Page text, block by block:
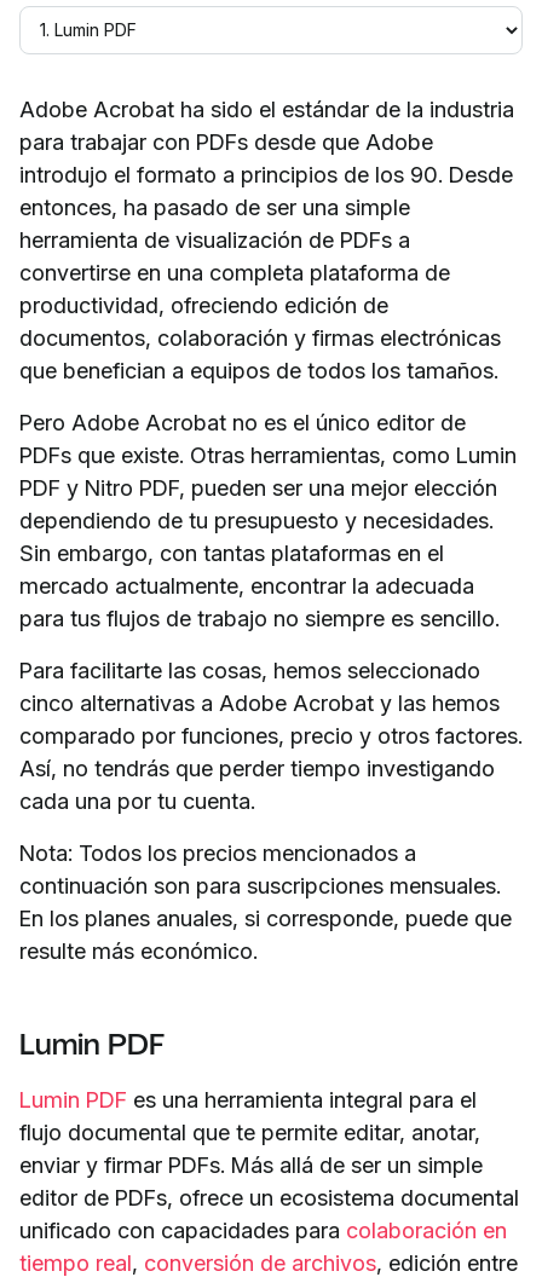
Adobe Acrobat ha sido el estándar de la industria
para trabajar con PDFs desde que Adobe
introdujo el formato a principios de los 90. Desde
entonces, ha pasado de ser una simple
herramienta de visualización de PDFs a
convertirse en una completa plataforma de
productividad, ofreciendo edición de
documentos, colaboración y firmas electrónicas
que benefician a equipos de todos los tamaños.
Pero Adobe Acrobat no es el único editor de
PDFs que existe. Otras herramientas, como Lumin
PDF y Nitro PDF, pueden ser una mejor elección
dependiendo de tu presupuesto y necesidades.
Sin embargo, con tantas plataformas en el
mercado actualmente, encontrar la adecuada
para tus flujos de trabajo no siempre es sencillo.
Para facilitarte las cosas, hemos seleccionado
cinco alternativas a Adobe Acrobat y las hemos
comparado por funciones, precio y otros factores.
Así, no tendrás que perder tiempo investigando
cada una por tu cuenta.
Nota: Todos los precios mencionados a
continuación son para suscripciones mensuales.
En los planes anuales, si corresponde, puede que
resulte más económico.
Lumin PDF
Lumin PDF es una herramienta integral para el
flujo documental que te permite editar, anotar,
enviar y firmar PDFs. Más allá de ser un simple
editor de PDFs, ofrece un ecosistema documental
unificado con capacidades para colaboración en
tiempo real, conversión de archivos, edición entre